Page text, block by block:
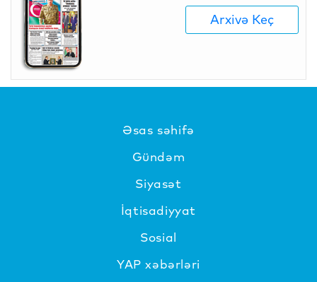
Arxivə Keç
Əsas səhifə
Gündəm
Siyasət
İqtisadiyyat
Sosial
YAP xəbərləri